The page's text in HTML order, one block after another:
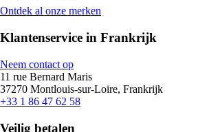
Ontdek al onze merken
Klantenservice in Frankrijk
Neem contact op
11 rue Bernard Maris
37270 Montlouis-sur-Loire, Frankrijk
+33 1 86 47 62 58
Veilig betalen